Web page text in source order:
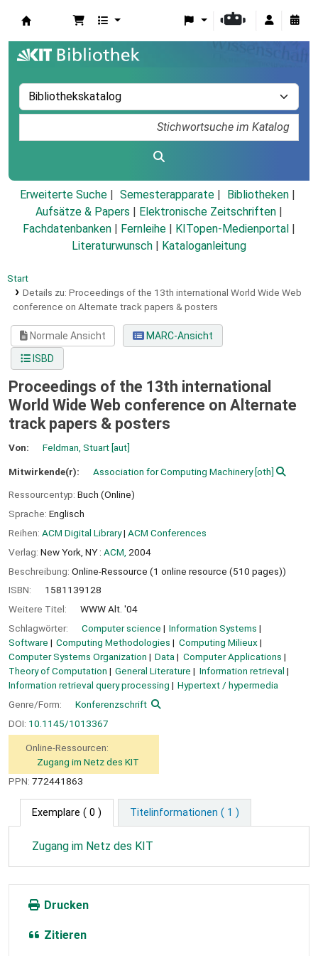
Erweiterte Suche Semesterapparate
Bibliotheken
Aufsätze & Papers
Elektronische Zeitschriften
Fachdatenbanken
Fernleihe KITopen-Medienportal
Literaturwunsch
Kataloganleitung
Start
Details zu: Proceedings of the 13th international World Wide Web
conference on Alternate track papers & posters
Normale Ansicht
MARC-Ansicht
ISBD
Proceedings of the 13th international
World Wide Web conference on Alternate
track papers & posters
Von: Feldman, Stuart[aut]
Mitwirkende(r): Association for Computing Machinery[oth]
Ressourcentyp: Buch (Online)
Sprache: Englisch
Reihen: ACM Digital Library| ACM Conferences
Verlag: New York, NY : ACM, 2004
Beschreibung: Online-Ressource (1 online resource (510 pages))
ISBN:
1581139128
Weitere Titel:
WWW Alt. '04
Schlagwörter:
Computer science
Information Systems
Software
Computing Methodologies
Computing Milieux
Computer Systems Organization
Data
Computer Applications
Theory of Computation
General Literature
Information retrieval
Information retrieval query processing
Hypertext / hypermedia
Genre/Form:
Konferenzschrift
DOI: 10.1145/1013367
Online-Ressourcen:
Zugang im Netz des KIT
PPN: 772441863
Exemplare ( 0 ) Titelinformationen ( 1 )
Zugang im Netz des KIT
Drucken
Zitieren